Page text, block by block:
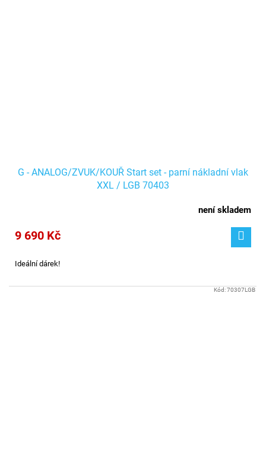
G - ANALOG/ZVUK/KOUŘ Start set - parní nákladní vlak
XXL / LGB 70403
není skladem
9 690 Kč
Ideální dárek!
Kód:70307LGB